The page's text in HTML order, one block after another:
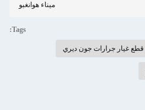
ميناء هوانغبو
Tags:
قطع غيار جرارات جون ديري